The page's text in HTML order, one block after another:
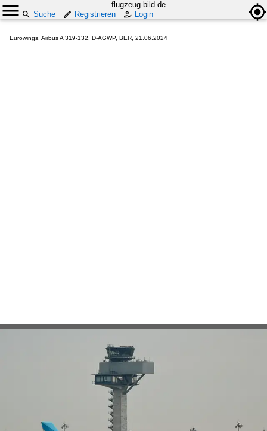
flugzeug-bild.de
Suche
Registrieren Login
Eurowings, Airbus A 319-132, D-AGWP, BER, 21.06.2024